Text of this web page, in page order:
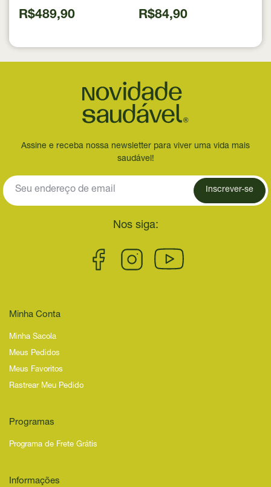
R$489,90 R$84,90
Assine e receba nossa newsletter para viver uma vida mais
saudável!
Inscrever-se
Nos siga:
Minha Conta
Minha Sacola
Meus Pedidos
Meus Favoritos
Rastrear Meu Pedido
Programas
Programa de Frete Grátis
Informações